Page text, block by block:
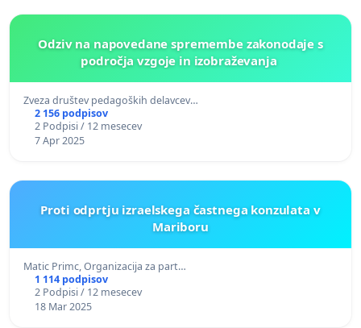
Odziv na napovedane spremembe zakonodaje s
področja vzgoje in izobraževanja
Zveza društev pedagoških delavcev…
2 156 podpisov
2 Podpisi / 12 mesecev
7 Apr 2025
Proti odprtju izraelskega častnega konzulata v
Mariboru
Matic Primc, Organizacija za part…
1 114 podpisov
2 Podpisi / 12 mesecev
18 Mar 2025